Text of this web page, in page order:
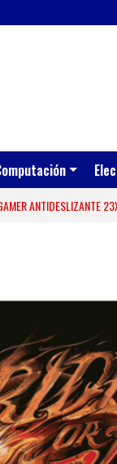
ANTIDESLIZANTE